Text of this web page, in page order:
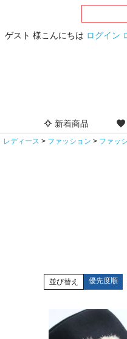
ゲスト 様こんにちは ログイン
新着商品
レディース ファッション ファッ
並び替え 優先度順